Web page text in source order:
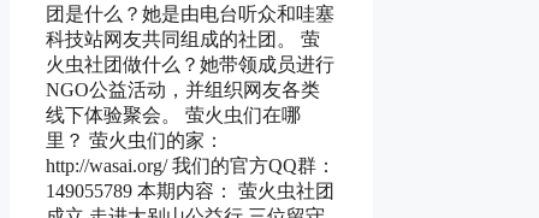
团是什么？她是由电台听众和哇塞
科技站网友共同组成的社团。 萤
火虫社团做什么？她带领成员进行
NGO公益活动，并组织网友各类
线下体验聚会。 萤火虫们在哪
里？ 萤火虫们的家：
http://wasai.org/ 我们的官方QQ群：
149055789 本期内容： 萤火虫社团